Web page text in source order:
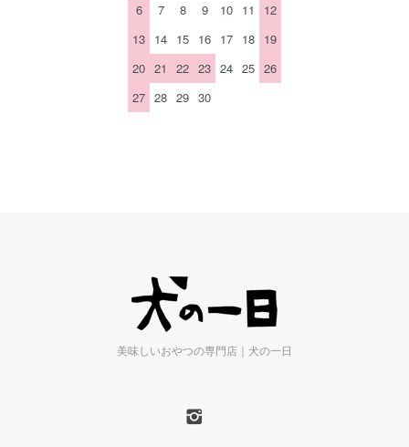
6
7 8 9 10 11
12
13 14 15 16 17 18 19
20 21 22 23 24 25 26
27 28 29 30
美味しいおやつの専門店｜犬の一日